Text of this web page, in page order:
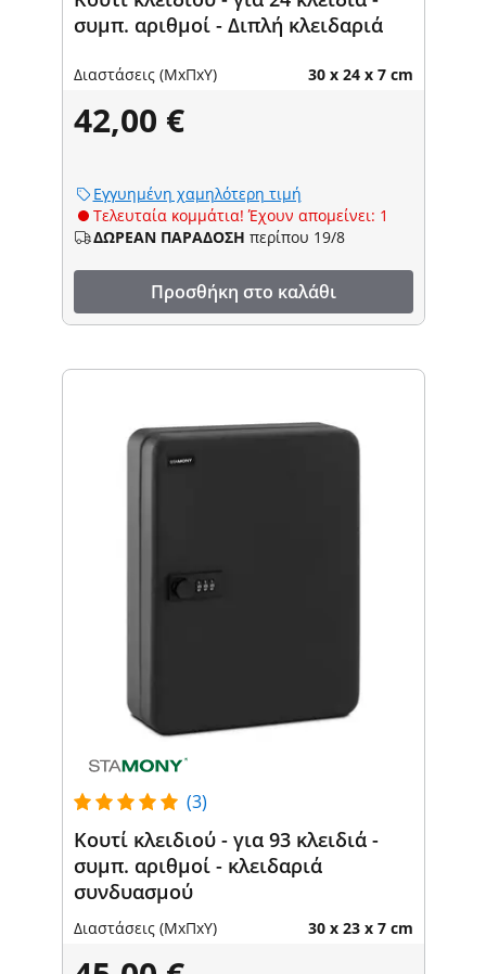
συμπ. αριθμοί - Διπλή κλειδαριά
Διαστάσεις (ΜxΠxΥ) 30 x 24 x 7 cm
42,00 €
Εγγυημένη χαμηλότερη τιμή
Τελευταία κομμάτια! Έχουν απομείνει: 1
ΔΩΡΕΑΝ ΠΑΡΑΔΟΣΗ περίπου 19/8
Προσθήκη στο καλάθι
(3)
Κουτί κλειδιού - για 93 κλειδιά -
συμπ. αριθμοί - κλειδαριά
συνδυασμού
Διαστάσεις (ΜxΠxΥ) 30 x 23 x 7 cm